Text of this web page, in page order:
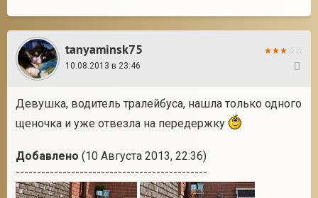
tanyaminsk75
10.08.2013 в 23:46
Девушка, водитель тралейбуса, нашла только одного
щеночка и уже отвезла на передержку
Добавлено (10 Августа 2013, 22:36)
---------------------------------------------